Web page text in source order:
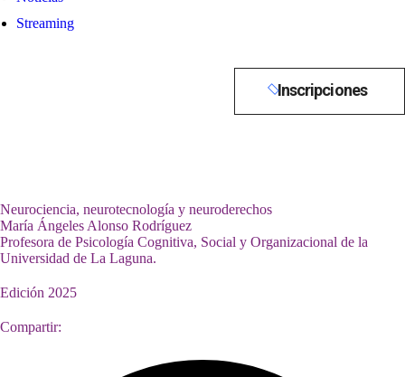
Streaming
Inscripciones
Neurociencia, neurotecnología y neuroderechos
María Ángeles Alonso Rodríguez
Profesora de Psicología Cognitiva, Social y Organizacional de la
Universidad de La Laguna.
Edición 2025
Compartir: